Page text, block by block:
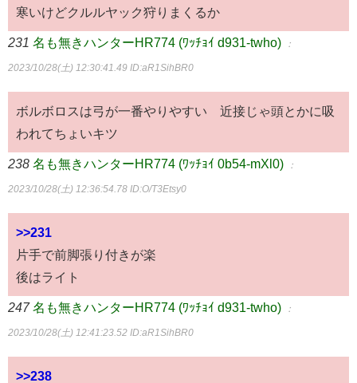
寒いけどクルルヤック狩りまくるか
231 名も無きハンターHR774 (ﾜｯﾁｮｲ d931-twho) ：
2023/10/28(土) 12:30:41.49 ID:aR1SihBR0
ボルボロスは弓が一番やりやすい 近接じゃ頭とかに吸
われてちょいキツ
238 名も無きハンターHR774 (ﾜｯﾁｮｲ 0b54-mXl0) ：
2023/10/28(土) 12:36:54.78 ID:O/T3Etsy0
>>231
片手で前脚張り付きが楽
後はライト
247 名も無きハンターHR774 (ﾜｯﾁｮｲ d931-twho) ：
2023/10/28(土) 12:41:23.52 ID:aR1SihBR0
>>238